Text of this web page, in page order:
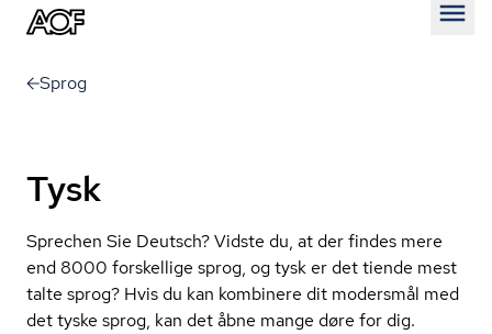
Sprog
Tysk
Sprechen Sie Deutsch? Vidste du, at der findes mere
end 8000 forskellige sprog, og tysk er det tiende mest
talte sprog? Hvis du kan kombinere dit modersmål med
det tyske sprog, kan det åbne mange døre for dig.